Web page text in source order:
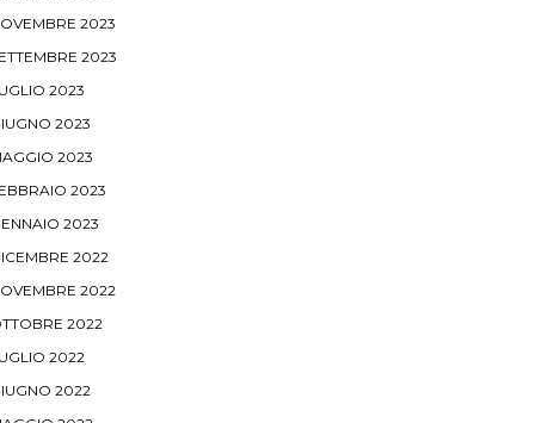
2023
2023
2023
2023
2023
2023
2023
2022
2022
2022
2022
2022